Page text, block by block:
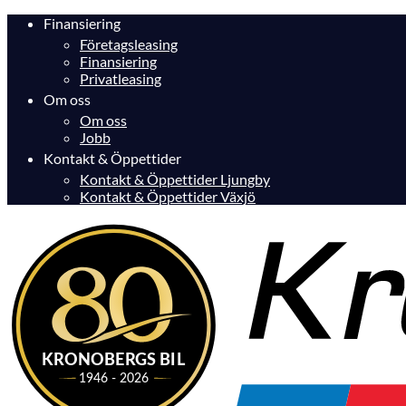
Finansiering
Företagsleasing
Finansiering
Privatleasing
Om oss
Om oss
Jobb
Kontakt & Öppettider
Kontakt & Öppettider Ljungby
Kontakt & Öppettider Växjö